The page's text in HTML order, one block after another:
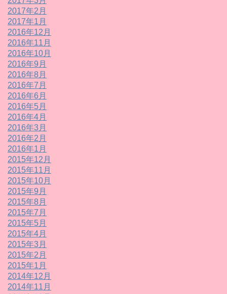
2017年2月
2017年1月
2016年12月
2016年11月
2016年10月
2016年9月
2016年8月
2016年7月
2016年6月
2016年5月
2016年4月
2016年3月
2016年2月
2016年1月
2015年12月
2015年11月
2015年10月
2015年9月
2015年8月
2015年7月
2015年5月
2015年4月
2015年3月
2015年2月
2015年1月
2014年12月
2014年11月